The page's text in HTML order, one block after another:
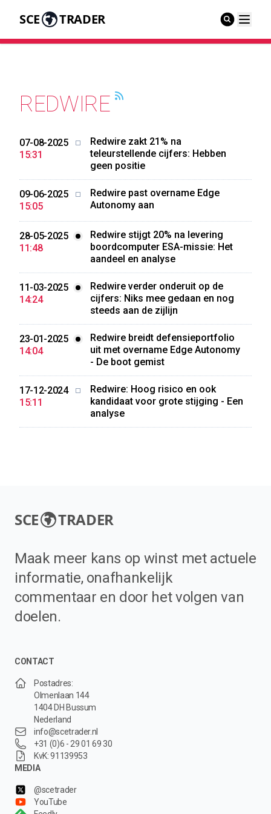
SCE TRADER
REDWIRE
07-08-2025
15:31
Redwire zakt 21% na
teleurstellende cijfers: Hebben
geen positie
09-06-2025
15:05
Redwire past overname Edge
Autonomy aan
28-05-2025
11:48
Redwire stijgt 20% na levering
boordcomputer ESA-missie: Het
aandeel en analyse
11-03-2025
14:24
Redwire verder onderuit op de
cijfers: Niks mee gedaan en nog
steeds aan de zijlijn
23-01-2025
14:04
Redwire breidt defensieportfolio
uit met overname Edge Autonomy
- De boot gemist
17-12-2024
15:11
Redwire: Hoog risico en ook
kandidaat voor grote stijging - Een
analyse
SCE TRADER
Maak meer kans op winst met actuele
informatie, onafhankelijk
commentaar en door het volgen van
doelen.
CONTACT
Postadres:
Olmenlaan 144
1404 DH Bussum
Nederland
info@scetrader.nl
+31 (0)6 - 29 01 69 30
KvK: 91139953
MEDIA
@scetrader
YouTube